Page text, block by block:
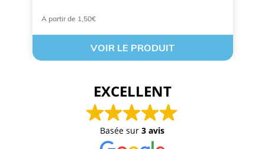
A partir de 1,50€
VOIR LE PRODUIT
EXCELLENT
Basée sur3 avis